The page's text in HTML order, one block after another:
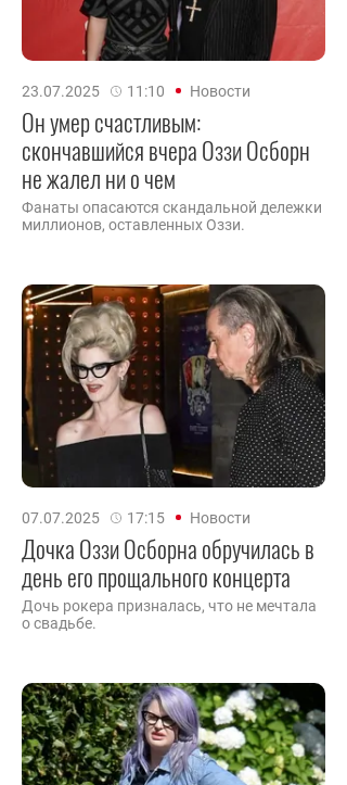
23.07.2025 11:10 Новости
Он умер счастливым:
скончавшийся вчера Оззи Осборн
не жалел ни о чем
Фанаты опасаются скандальной дележки
миллионов, оставленных Оззи.
07.07.2025 17:15 Новости
Дочка Оззи Осборна обручилась в
день его прощального концерта
Дочь рокера призналась, что не мечтала
о свадьбе.